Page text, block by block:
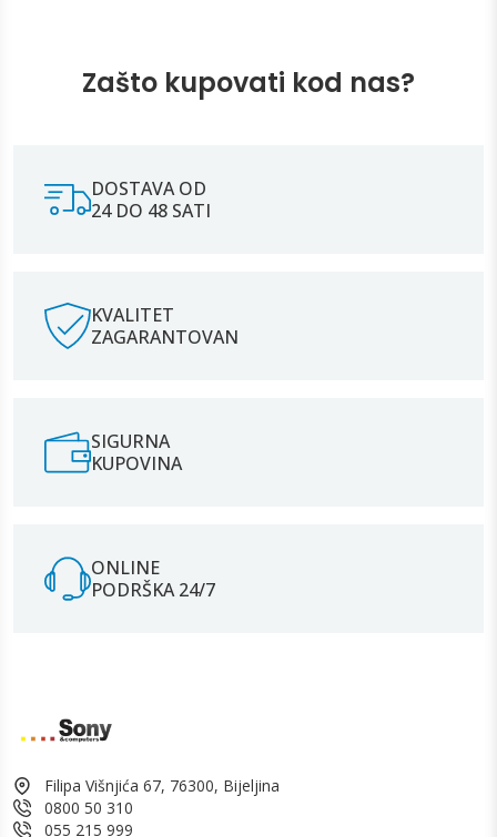
Zašto kupovati kod nas?
DOSTAVA OD
24 DO 48 SATI
KVALITET
ZAGARANTOVAN
SIGURNA
KUPOVINA
ONLINE
PODRŠKA 24/7
Filipa Višnjića 67, 76300, Bijeljina
0800 50 310
055 215 999